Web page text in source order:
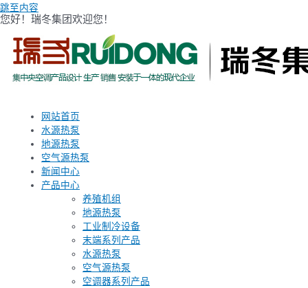
跳至内容
您好！瑞冬集团欢迎您！
网站首页
水源热泵
地源热泵
空气源热泵
新闻中心
产品中心
养殖机组
地源热泵
工业制冷设备
末端系列产品
水源热泵
空气源热泵
空调器系列产品